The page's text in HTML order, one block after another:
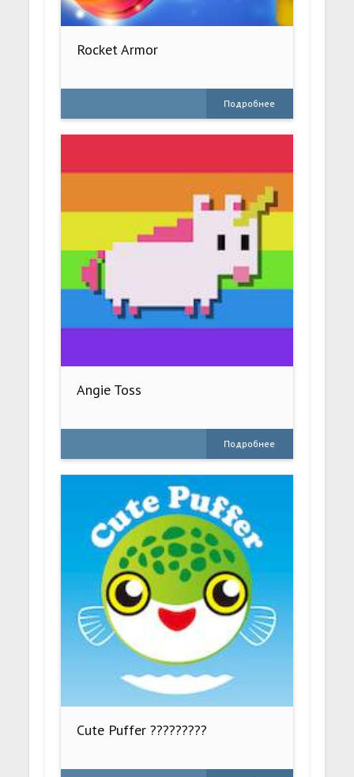
Rocket Armor
Подробнее
Angie Toss
Подробнее
Cute Puffer ?????????